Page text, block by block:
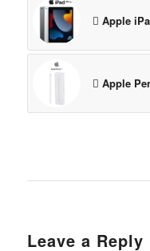
 Apple
 Apple
Leave a Reply